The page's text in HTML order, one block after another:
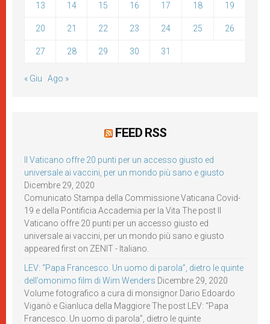
13 14 15 16 17 18 19
20 21 22 23 24 25 26
27 28 29 30 31
« Giu Ago »
FEED RSS
Il Vaticano offre 20 punti per un accesso giusto ed
universale ai vaccini, per un mondo più sano e giusto
Dicembre 29, 2020
Comunicato Stampa della Commissione Vaticana Covid-
19 e della Pontificia Accademia per la Vita The post Il
Vaticano offre 20 punti per un accesso giusto ed
universale ai vaccini, per un mondo più sano e giusto
appeared first on ZENIT - Italiano.
LEV: “Papa Francesco. Un uomo di parola”, dietro le quinte
dell’omonimo film di Wim Wenders Dicembre 29, 2020
Volume fotografico a cura di monsignor Dario Edoardo
Viganò e Gianluca della Maggiore The post LEV: “Papa
Francesco. Un uomo di parola”, dietro le quinte